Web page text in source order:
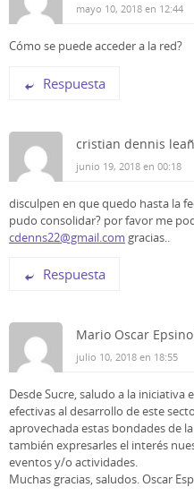
mayo 10, 2018 en 12:44
Cómo se puede acceder a la red?
Respuesta
cristian dennis
junio 19, 2018 en 00:18
disculpen en que quedo hasta la
pudo consolidar? por favor me
cdenns22@gmail.com gracias..
Respuesta
Mario Oscar
julio 10, 2018 en 18:55
Desde Sucre, saludo a la iniciativa
efectivas al desarrollo de este
aprovechada estas bondades de
también expresarles el interés
eventos y/o actividades.
Muchas gracias, saludos. Oscar